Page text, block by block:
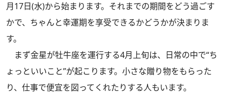
月17日(水)から始まります。それまでの期間をどう過ごす
かで、ちゃんと幸運期を享受できるかどうかが決まりま
す。
まず金星が牡牛座を運行する4月上旬は、日常の中で“ち
ょっといいこと”が起こります。小さな贈り物をもらった
り、仕事で便宜を図ってくれたりする人もいます。